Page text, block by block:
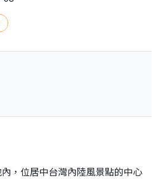
，位居中台灣內陸風景點的中心